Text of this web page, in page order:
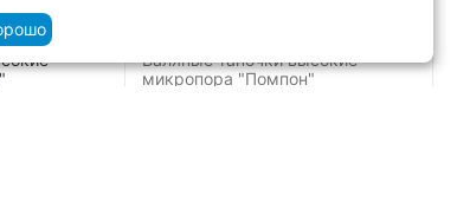
Валяные тапочки высокие
микропора "Помпон"